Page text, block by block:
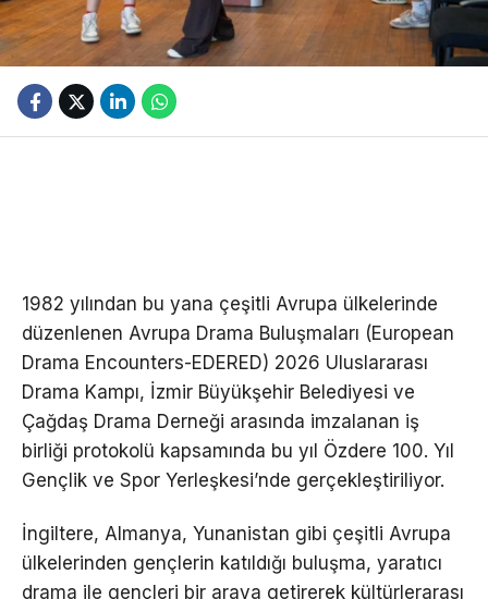
1982 yılından bu yana çeşitli Avrupa ülkelerinde
düzenlenen Avrupa Drama Buluşmaları (European
Drama Encounters-EDERED) 2026 Uluslararası
Drama Kampı, İzmir Büyükşehir Belediyesi ve
Çağdaş Drama Derneği arasında imzalanan iş
birliği protokolü kapsamında bu yıl Özdere 100. Yıl
Gençlik ve Spor Yerleşkesi’nde gerçekleştiriliyor.
İngiltere, Almanya, Yunanistan gibi çeşitli Avrupa
ülkelerinden gençlerin katıldığı buluşma, yaratıcı
drama ile gençleri bir araya getirerek kültürlerarası